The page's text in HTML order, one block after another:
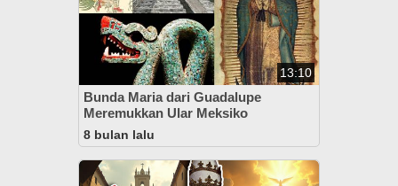
13:10
Bunda Maria dari Guadalupe
Meremukkan Ular Meksiko
8 bulan lalu